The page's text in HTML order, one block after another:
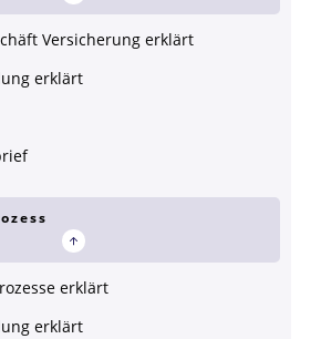
Versicherung erklärt
erklärt
erklärt
erklärt